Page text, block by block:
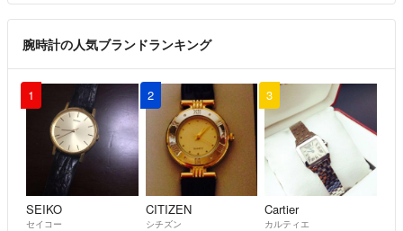
腕時計の人気ブランドランキング
1
SEIKO
セイコー
2
CITIZEN
シチズン
3
Cartier
カルティエ